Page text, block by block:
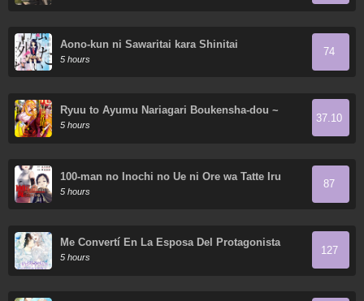
Aono-kun ni Sawaritai kara Shinitai
5 hours
74
Ryuu to Ayumu Nariagari Boukensha-dou ~
Youzumi toshite S-Rank Party kara Tsuihou
Sareta Kaifuku Majutsushi, Suterareta Saki de
5 hours
37.10
100-man no Inochi no Ue ni Ore wa Tatte Iru
5 hours
87
Me Convertí En La Esposa Del Protagonista
Masculino
5 hours
127